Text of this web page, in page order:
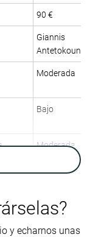
90 €
Giannis
Moderada
Bajo
Moderada
12.6 oz / 356g
y echarnos unas